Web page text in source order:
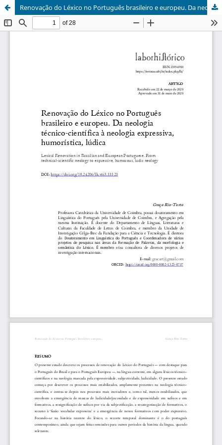
Renovação do Léxico no Português brasileiro e europeu. Da neologia técnico-científica à neologia expressiva, humorística, lúdica